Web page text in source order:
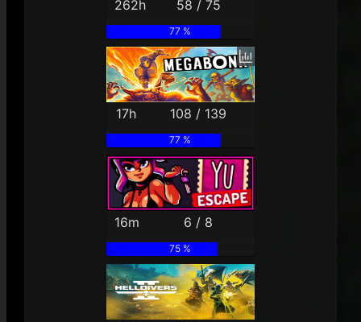
262h 58 / 75
77 %
17h 108 / 139
77 %
16m 6 / 8
75 %